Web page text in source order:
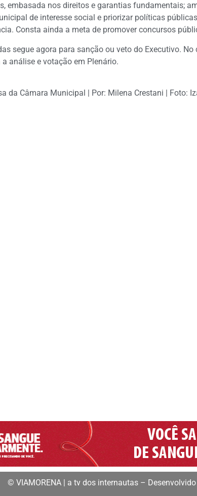
embasada nos direitos e garantias fundamentais;
de interesse social e priorizar políticas
Consta ainda a meta de promover concursos
segue agora para sanção ou veto do Executivo. No
análise e votação em Plenário.
da Câmara Municipal | Por: Milena Crestani | Foto:
© VIAMORENA | a tv dos internautas –